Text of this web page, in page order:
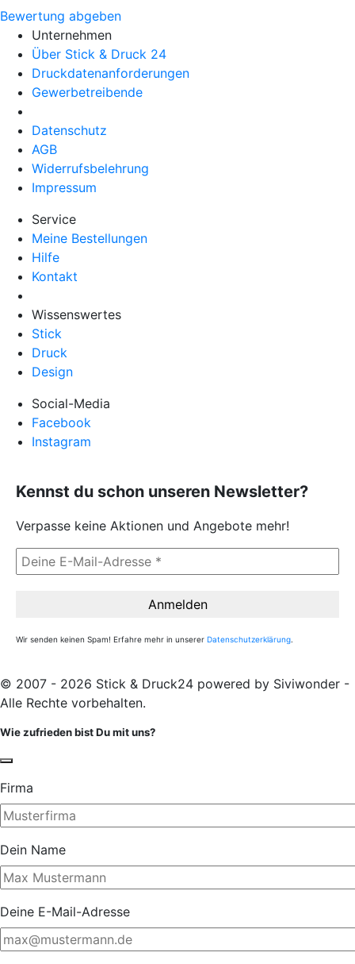
Bewertung abgeben
Unternehmen
Über Stick & Druck 24
Druckdatenanforderungen
Gewerbetreibende
Datenschutz
AGB
Widerrufsbelehrung
Impressum
Service
Meine Bestellungen
Hilfe
Kontakt
Wissenswertes
Stick
Druck
Design
Social-Media
Facebook
Instagram
Kennst du schon unseren Newsletter?
Verpasse keine Aktionen und Angebote mehr!
Wir senden keinen Spam! Erfahre mehr in unserer Datenschutzerklärung.
© 2007 - 2026 Stick & Druck24 powered by Siviwonder -
Alle Rechte vorbehalten.
Wie zufrieden bist Du mit uns?
Firma
Dein Name
Deine E-Mail-Adresse